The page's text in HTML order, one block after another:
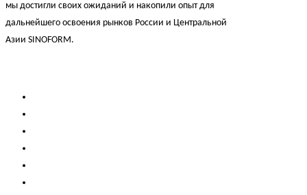
мы достигли своих ожиданий и накопили опыт для
дальнейшего освоения рынков России и Центральной
Азии SINOFORM.